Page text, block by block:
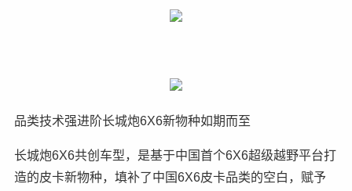
品类技术强进阶长城炮6X6新物种如期而至
长城炮6X6共创车型，是基于中国首个6X6超级越野平台打
造的皮卡新物种，填补了中国6X6皮卡品类的空白，赋予